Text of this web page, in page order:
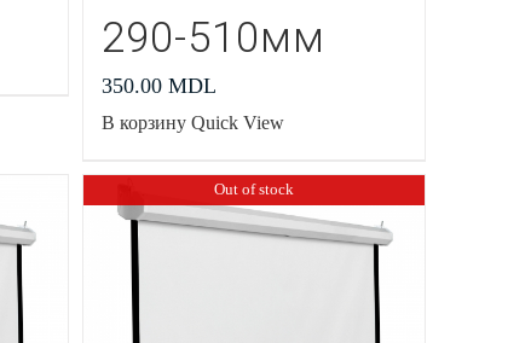
290-510мм
350.00MDL
В корзину Quick View
Out of stock